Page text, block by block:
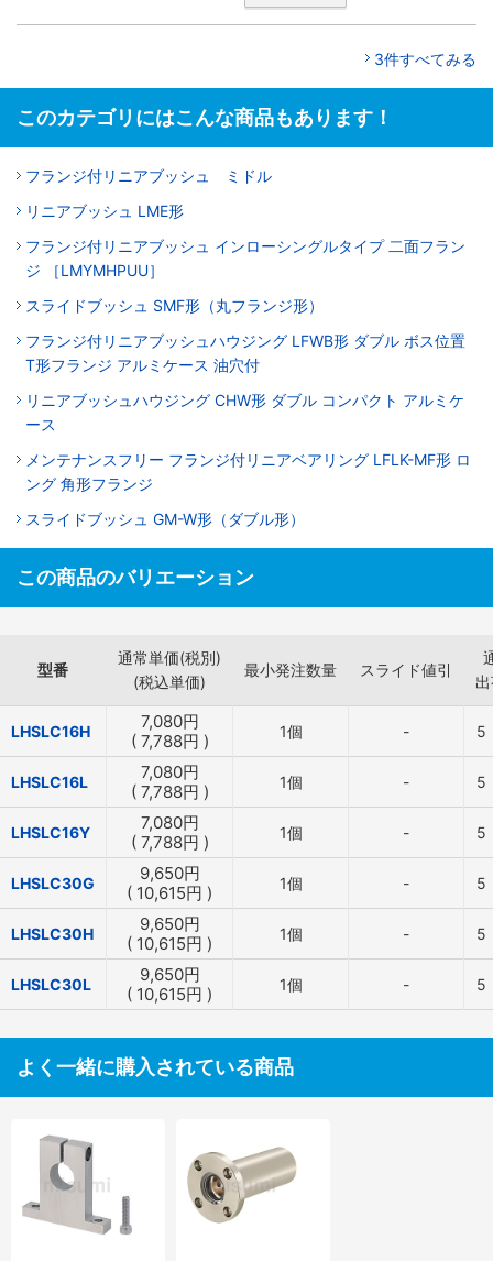
3件すべてみる
このカテゴリにはこんな商品もあります！
フランジ付リニアブッシュ ミドル
リニアブッシュ LME形
フランジ付リニアブッシュ インローシングルタイプ 二面フラン
ジ ［LMYMHPUU］
スライドブッシュ SMF形（丸フランジ形）
フランジ付リニアブッシュハウジング LFWB形 ダブル ボス位置
T形フランジ アルミケース 油穴付
リニアブッシュハウジング CHW形 ダブル コンパクト アルミケ
ース
メンテナンスフリー フランジ付リニアベアリング LFLK-MF形 ロ
ング 角形フランジ
スライドブッシュ GM-W形（ダブル形）
この商品のバリエーション
型番
通常単価(税別)
(税込単価)
最小発注数量 スライド値引
LHSLC16H 7,080円
( 7,788円 ) 1個 - 5
LHSLC16L 7,080円
( 7,788円 ) 1個 - 5
LHSLC16Y 7,080円
( 7,788円 ) 1個 - 5
LHSLC30G 9,650円
( 10,615円 ) 1個 - 5
LHSLC30H 9,650円
( 10,615円 ) 1個 - 5
LHSLC30L 9,650円
( 10,615円 ) 1個 - 5
よく一緒に購入されている商品